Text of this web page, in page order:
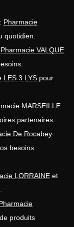
Pharmacie
quotidien.
Pharmacie VALQUE
LES 3 LYS pour
MARSEILLE
partenaires.
De Rocabey
besoins
LORRAINE et
produits